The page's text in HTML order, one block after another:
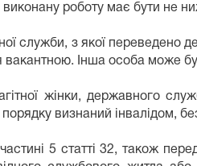
виконану роботу має бути не
служби, з якої переведено
вакантною. Інша особа може
жінки, державного
визнаний інвалідом,
5 статті 32, також